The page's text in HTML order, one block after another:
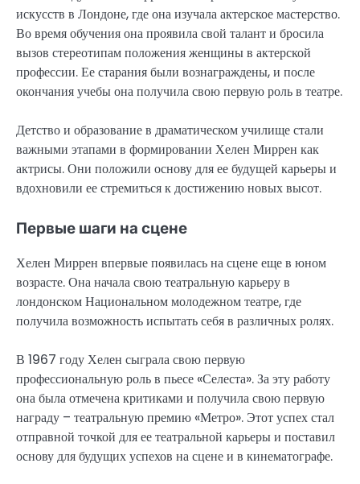
искусств в Лондоне, где она изучала актерское мастерство.
Во время обучения она проявила свой талант и бросила
вызов стереотипам положения женщины в актерской
профессии. Ее старания были вознаграждены, и после
окончания учебы она получила свою первую роль в театре.
Детство и образование в драматическом училище стали
важными этапами в формировании Хелен Миррен как
актрисы. Они положили основу для ее будущей карьеры и
вдохновили ее стремиться к достижению новых высот.
Первые шаги на сцене
Хелен Миррен впервые появилась на сцене еще в юном
возрасте. Она начала свою театральную карьеру в
лондонском Национальном молодежном театре, где
получила возможность испытать себя в различных ролях.
В 1967 году Хелен сыграла свою первую
профессиональную роль в пьесе «Селеста». За эту работу
она была отмечена критиками и получила свою первую
награду – театральную премию «Метро». Этот успех стал
отправной точкой для ее театральной карьеры и поставил
основу для будущих успехов на сцене и в кинематографе.